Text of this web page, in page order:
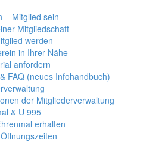
– Mitglied sein
Mitgliedschaft
werden
in Ihrer Nähe
anfordern
FAQ (neues Infohandbuch)
der Mitgliederverwaltung
& U 995
erhalten